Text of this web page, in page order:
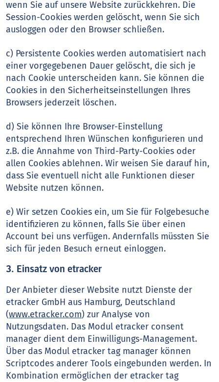
wenn Sie auf unsere Website zurückkehren. Die
Session-Cookies werden gelöscht, wenn Sie sich
ausloggen oder den Browser schließen.
c) Persistente Cookies werden automatisiert nach
einer vorgegebenen Dauer gelöscht, die sich je
nach Cookie unterscheiden kann. Sie können die
Cookies in den Sicherheitseinstellungen Ihres
Browsers jederzeit löschen.
d) Sie können Ihre Browser-Einstellung
entsprechend Ihren Wünschen konfigurieren und
z.B. die Annahme von Third-Party-Cookies oder
allen Cookies ablehnen. Wir weisen Sie darauf hin,
dass Sie eventuell nicht alle Funktionen dieser
Website nutzen können.
e) Wir setzen Cookies ein, um Sie für Folgebesuche
identifizieren zu können, falls Sie über einen
Account bei uns verfügen. Andernfalls müssten Sie
sich für jeden Besuch erneut einloggen.
3. Einsatz von etracker
Der Anbieter dieser Website nutzt Dienste der
etracker GmbH aus Hamburg, Deutschland
(www.etracker.com) zur Analyse von
Nutzungsdaten. Das Modul etracker consent
manager dient dem Einwilligungs-Management.
Über das Modul etracker tag manager können
Scriptcodes anderer Tools eingebunden werden. In
Kombination ermöglichen der etracker tag